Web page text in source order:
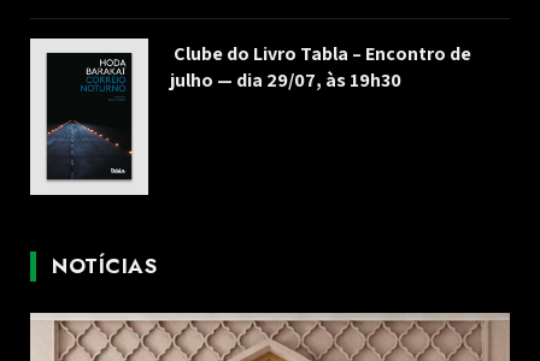
Clube do Livro Tabla – Encontro de
julho — dia 29/07, às 19h30
NOTÍCIAS